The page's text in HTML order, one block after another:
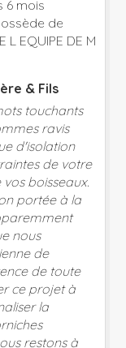
6 mois
de
L EQUIPE DE M
& Fils
touchants
ravis
d'isolation
de votre
boisseaux.
portée à la
nous
de
de toute
ce projet à
la
restons à